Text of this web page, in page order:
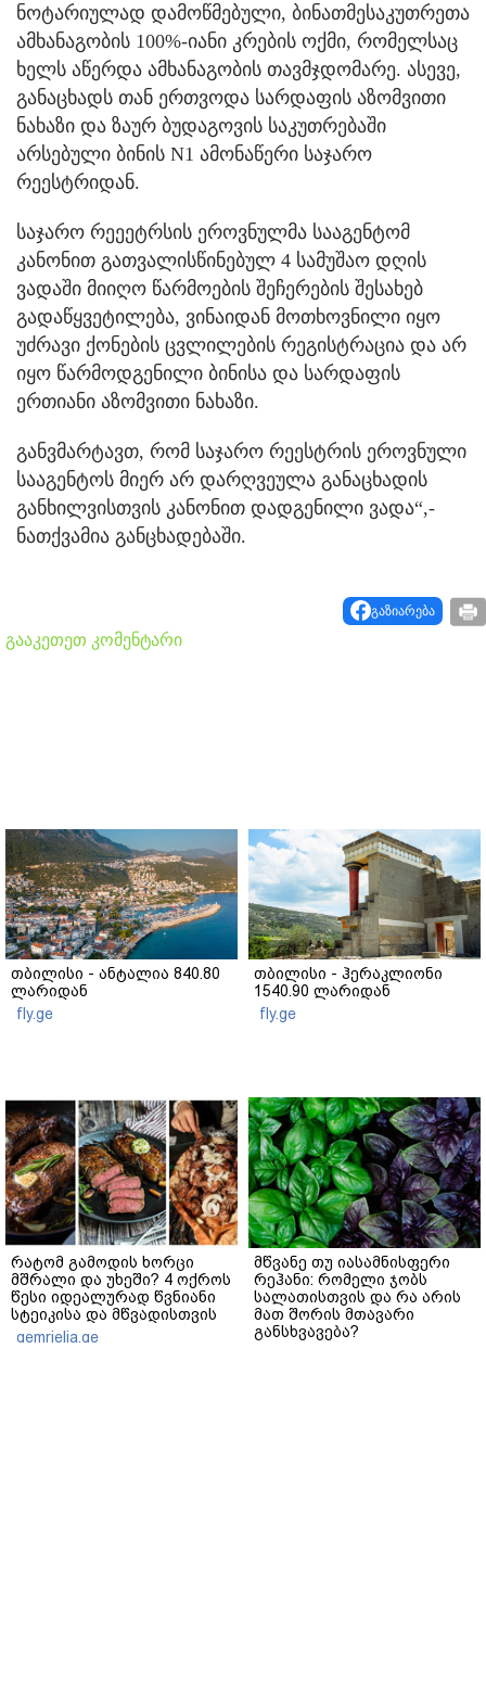
ნოტარიულად დამოწმებული, ბინათმესაკუთრეთა
ამხანაგობის 100%-იანი კრების ოქმი, რომელსაც
ხელს აწერდა ამხანაგობის თავმჯდომარე. ასევე,
განაცხადს თან ერთვოდა სარდაფის აზომვითი
ნახაზი და ზაურ ბუდაგოვის საკუთრებაში
არსებული ბინის N1 ამონაწერი საჯარო
რეესტრიდან.
საჯარო რეეეტრსის ეროვნულმა სააგენტომ
კანონით გათვალისწინებულ 4 სამუშაო დღის
ვადაში მიიღო წარმოების შეჩერების შესახებ
გადაწყვეტილება, ვინაიდან მოთხოვნილი იყო
უძრავი ქონების ცვლილების რეგისტრაცია და არ
იყო წარმოდგენილი ბინისა და სარდაფის
ერთიანი აზომვითი ნახაზი.
განვმარტავთ, რომ საჯარო რეესტრის ეროვნული
სააგენტოს მიერ არ დარღვეულა განაცხადის
განხილვისთვის კანონით დადგენილი ვადა“,-
ნათქვამია განცხადებაში.
გაზიარება
გააკეთეთ კომენტარი
თბილისი - ანტალია 840.80
ლარიდან
fly.ge
თბილისი - ჰერაკლიონი
1540.90 ლარიდან
fly.ge
რატომ გამოდის ხორცი
მშრალი და უხეში? 4 ოქროს
წესი იდეალურად წვნიანი
სტეიკისა და მწვადისთვის
gemrielia.ge
მწვანე თუ იასამნისფერი
რეჰანი: რომელი ჯობს
სალათისთვის და რა არის
მათ შორის მთავარი
განსხვავება?